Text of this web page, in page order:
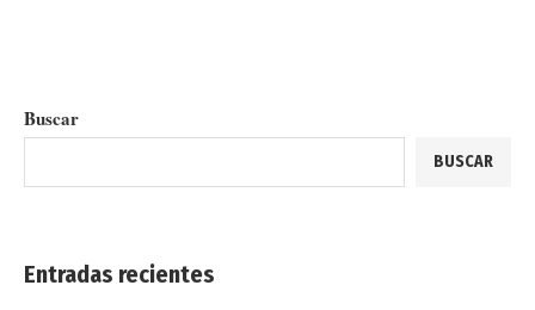
Buscar
BUSCAR
Entradas recientes